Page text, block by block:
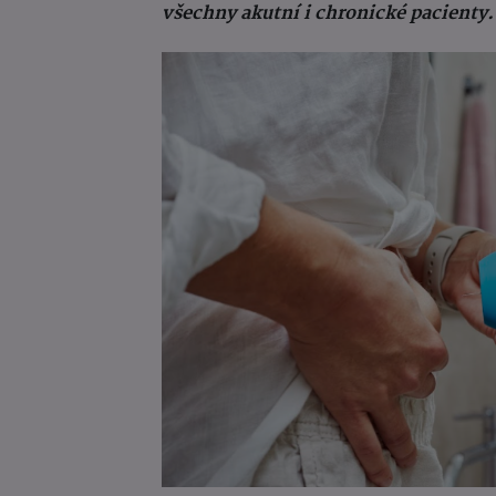
všechny akutní i chronické